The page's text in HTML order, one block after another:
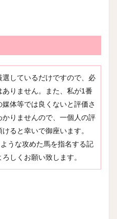
しているだけですので、必
りません。また、私が1番
体等では良くないと評価さ
りませんので、一個人の評
ると幸いで御座います。
うな攻めた馬を指名する記
しくお願い致します。